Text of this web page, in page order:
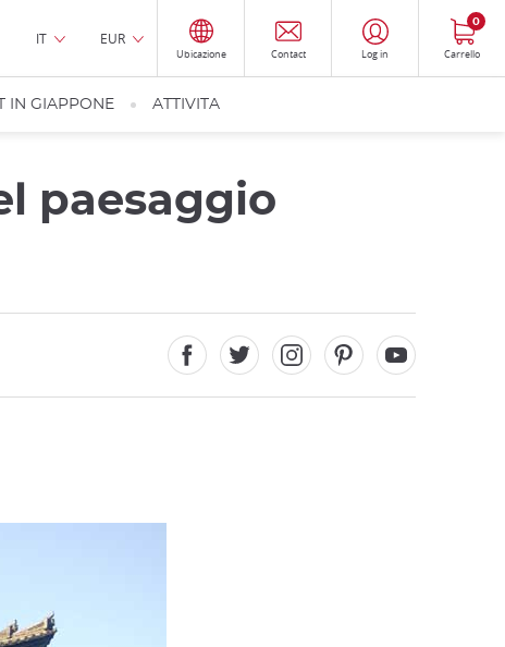
IT EUR
Ubicazione Contact Log in Carrello
0
IN GIAPPONE ATTIVITA
paesaggio